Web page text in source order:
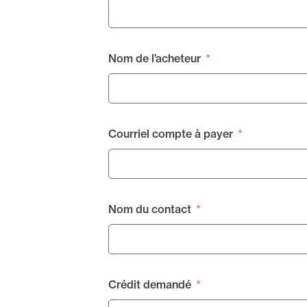
Nom de l’acheteur
Courriel compte à payer
Nom du contact
Crédit demandé